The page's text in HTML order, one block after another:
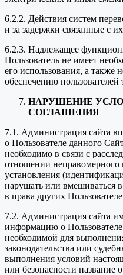
6.2.2. Действия систем
и за задержки связанные с
6.2.3. Надлежащее
Пользователь не имеет
его использования, а также
обеспечению пользователей
НАРУШЕНИЕ
СОГЛАШЕНИЯ
7.1. Администрация сайта
о Пользователе данного
необходимо в связи с
отношении неправомерного
установления
нарушать или вмешиваться
в права других
7.2. Администрация сайта
информацию о
необходимой для
законодательства или
выполнения условий
или безопасности название